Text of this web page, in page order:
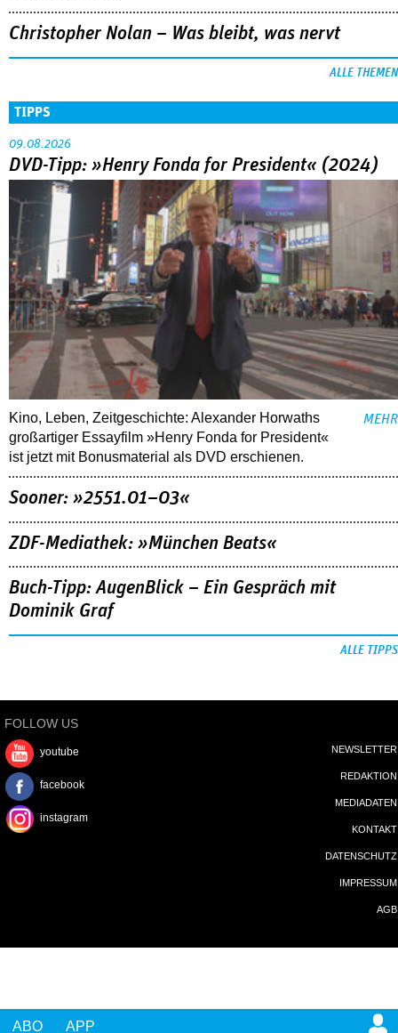
ABO APP
Christopher Nolan – Was bleibt, was nervt
ALLE THEMEN
TIPPS
09.08.2026
DVD-Tipp: »Henry Fonda for President« (2024)
Kino, Leben, Zeitgeschichte: Alexander Horwaths
großartiger Essayfilm »Henry Fonda for President«
ist jetzt mit Bonusmaterial als DVD erschienen.
MEHR
Sooner: »2551.01–03«
ZDF-Mediathek: »München Beats«
Buch-Tipp: AugenBlick – Ein Gespräch mit
Dominik Graf
ALLE TIPPS
FOLLOW US
youtube
facebook
instagram
NEWSLETTER
REDAKTION
MEDIADATEN
KONTAKT
DATENSCHUTZ
IMPRESSUM
AGB